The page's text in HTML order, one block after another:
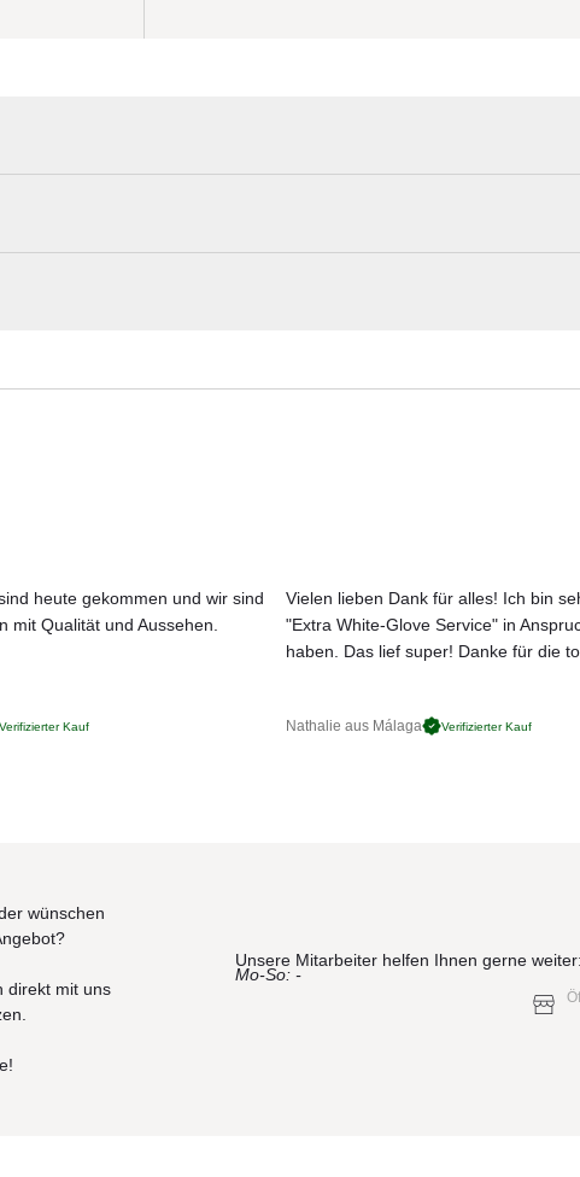
Das Hauptmerkmal von Pixel ist die niedrige
Möbelstück mit Chill-out-Zonen verbindet. Seine
BESTELLEN
heute gekommen und wir sind
mit Qualität und Aussehen.
Kauf
Vielen lieben Dank für alles! Ich bin
"Extra White-Glove Service" in
haben. Das lief super! Danke für die
Nathalie aus Málaga Verifizierter Kauf
wünschen
direkt mit uns
Unsere Mitarbeiter helfen Ihnen gerne weiter:
Mo-So: -